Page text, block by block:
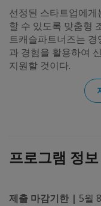
선정된 스타트업에
할 수 있도록 맞춤형
트캐슬파트너즈는
과 경험을 활용하여
지원할 것이다.
프로그램 정보
제출 마감기한 | 5월